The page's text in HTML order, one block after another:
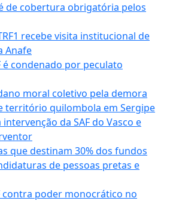
de cobertura obrigatória pelos
recebe visita institucional de
Anafe
é condenado por peculato
moral coletivo pela demora
território quilombola em Sergipe
da SAF do Vasco e
que destinam 30% dos fundos
de pessoas pretas e
contra poder monocrático no